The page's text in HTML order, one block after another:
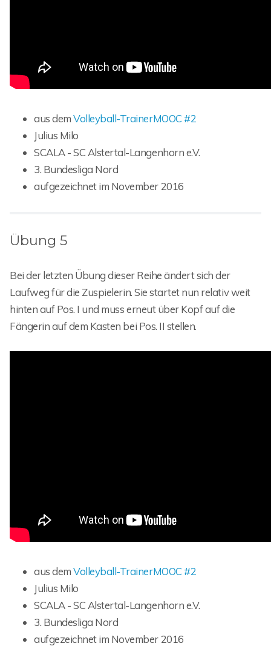
aus demVolleyball-TrainerMOOC #2
Julius Milo
SCALA - SC Alstertal-Langenhorn e.V.
3. Bundesliga Nord
aufgezeichnet im November 2016
Übung 5
Bei der letzten Übung dieser Reihe ändert sich der
Laufweg für die Zuspielerin. Sie startet nun relativ weit
hinten auf Pos. I und muss erneut über Kopf auf die
Fängerin auf dem Kasten bei Pos. II stellen.
aus demVolleyball-TrainerMOOC #2
Julius Milo
SCALA - SC Alstertal-Langenhorn e.V.
3. Bundesliga Nord
aufgezeichnet im November 2016